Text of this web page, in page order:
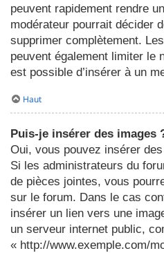
peuvent rapidement rendre
modérateur pourrait décider
supprimer complètement.
peuvent également limiter le
est possible d’insérer à un
Haut
Puis-je insérer des images
Oui, vous pouvez insérer
Si les administrateurs du
de pièces jointes, vous
sur le forum. Dans le cas
insérer un lien vers une
un serveur internet public,
« http://www.exemple.com/